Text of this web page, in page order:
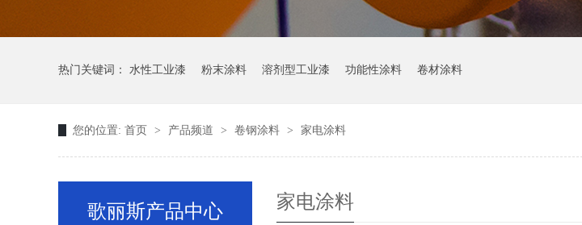
热门关键词： 水性工业漆 粉末涂料 溶剂型工业漆 功能性涂料 卷材涂料
您的位置: 首页 > 产品频道 > 卷钢涂料 > 家电涂料
歌丽斯产品中心 家电涂料